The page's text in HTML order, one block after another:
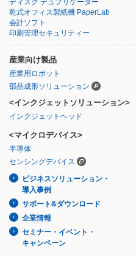
ディスク デュプリケーター
乾式オフィス製紙機 PaperLab
会計ソフト
印刷管理セキュリティー
産業向け製品
産業用ロボット
部品成形ソリューション
<インクジェットソリューション>
インクジェットヘッド
<マイクロデバイス>
半導体
センシングデバイス
ビジネスソリューション・
導入事例
サポート&ダウンロード
企業情報
セミナー・イベント・
キャンペーン